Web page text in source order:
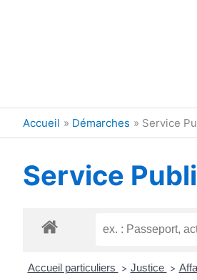
Accueil Démarches Service
Service
Accueil particuliers > Justice >